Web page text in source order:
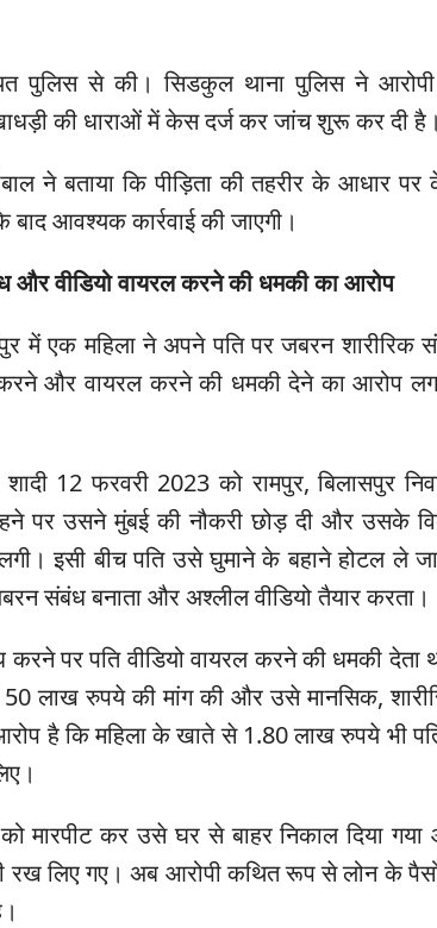
पुलिस से की। सिडकुल थाना पुलिस ने
की धाराओं में केस दर्ज कर जांच शुरू कर दी है।
ने बताया कि पीड़िता की तहरीर के आधार
आवश्यक कार्रवाई की जाएगी।
और वीडियो वायरल करने की धमकी का आरोप
में एक महिला ने अपने पति पर जबरन शारीरिक
और वायरल करने की धमकी देने का आरोप
12 फरवरी 2023 को रामपुर, बिलासपुर
पर उसने मुंबई की नौकरी छोड़ दी और उसके
इसी बीच पति उसे घुमाने के बहाने होटल ले
संबंध बनाता और अश्लील वीडियो तैयार करता।
करने पर पति वीडियो वायरल करने की धमकी देता
लाख रुपये की मांग की और उसे मानसिक,
है कि महिला के खाते से 1.80 लाख रुपये भी
मारपीट कर उसे घर से बाहर निकाल दिया
लिए गए। अब आरोपी कथित रूप से लोन के